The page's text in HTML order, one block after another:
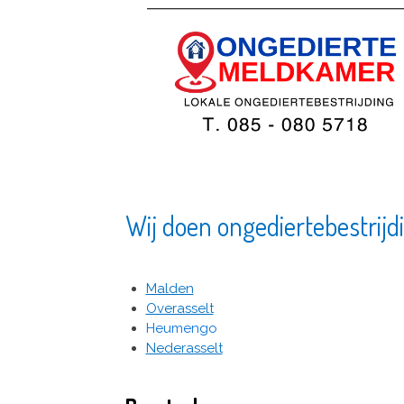
Wij doen
Malden
Overasselt
Heumengo
Nederasselt